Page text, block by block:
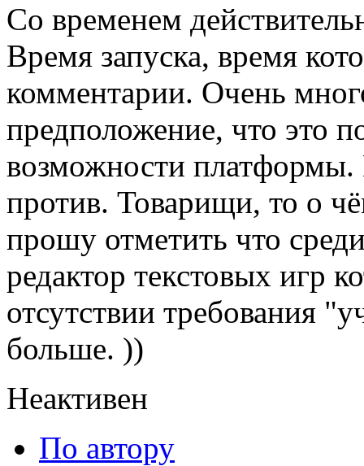
Со временем
Время запуска, время
комментарии. Очень
предположение, что это
возможности платформы.
против. Товарищи, то о
прошу отметить что
редактор текстовых игр
отсутствии требования
больше. ))
Неактивен
По автору